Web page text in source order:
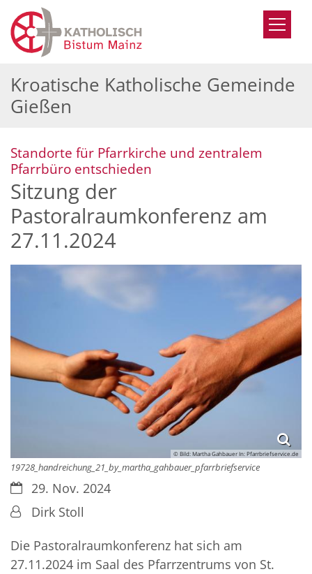
Zum Inhalt springen
Kroatische Katholische Gemeinde
Gießen
Standorte für Pfarrkirche und zentralem
Pfarrbüro entschieden
Sitzung der
Pastoralraumkonferenz am
27.11.2024
© Bild: Martha Gahbauer In: Pfarrbriefservice.de
19728_handreichung_21_by_martha_gahbauer_pfarrbriefservice
Datum:29. Nov. 2024
Von:Dirk Stoll
Die Pastoralraumkonferenz hat sich am
27.11.2024 im Saal des Pfarrzentrums von St.